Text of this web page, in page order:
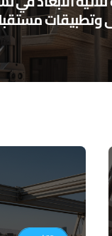
وتطبيقات